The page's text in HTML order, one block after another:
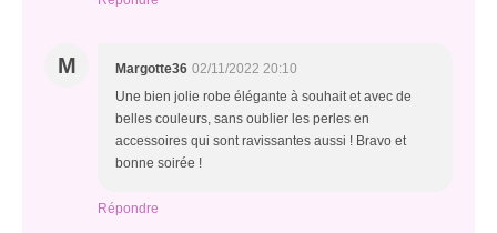
M Margotte36 02/11/2022 20:10
Une bien jolie robe élégante à souhait et avec de
belles couleurs, sans oublier les perles en
accessoires qui sont ravissantes aussi ! Bravo et
bonne soirée !
Répondre